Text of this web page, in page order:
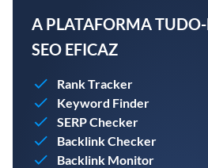
A PLATAFORMA
SEO EFICAZ
Rank Tracker
Keyword Finder
SERP Checker
Backlink Checker
Backlink Monitor